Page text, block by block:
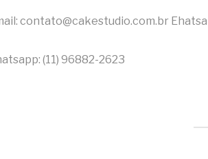
contato@cakestudio.com.br
(11) 96882-2623